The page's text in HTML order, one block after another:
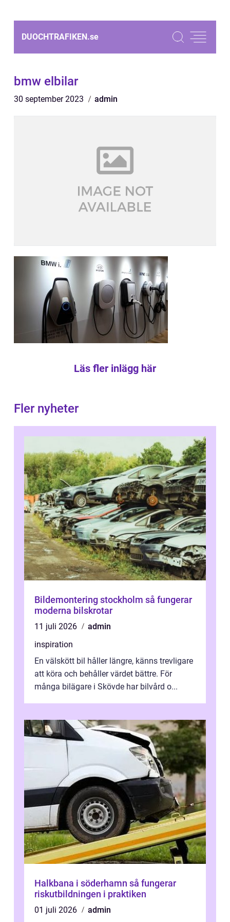
DUOCHTRAFIKEN.se
bmw elbilar
30 september 2023 admin
Läs fler inlägg här
Fler nyheter
Bildemontering stockholm så fungerar
moderna bilskrotar
11 juli 2026
admin
inspiration
En välskött bil håller längre, känns trevligare
att köra och behåller värdet bättre. För
många bilägare i Skövde har bilvård o...
Halkbana i söderhamn så fungerar
riskutbildningen i praktiken
01 juli 2026 admin